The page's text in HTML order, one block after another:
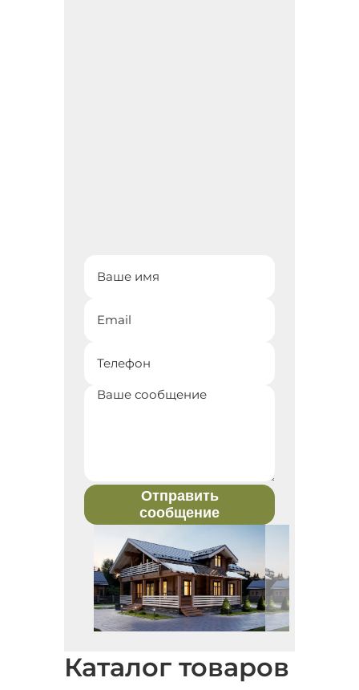
Отправить
сообщение
Каталог товаров